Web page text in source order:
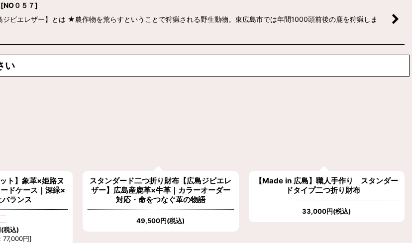
[NO０５７]
ビエレザー】とは ★農作物を荒らすということで狩猟される野生動物。東広島市では年間1000頭前後の鹿を狩猟しま
い
ト】象革×姫路ヌ
ドケース｜深緑×
ランス
(税込)
: 77,000円]
スタンダード二つ折り財布【広島ジビエレ
ザー】広島産鹿革×牛革｜カラーオーダー
対応・命をつなぐ革の物語
49,500円(税込)
【Made in 広島】職人手作り スタンダー
ドタイプ二つ折り財布
33,000円(税込)